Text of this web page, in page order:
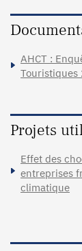
AHCT :
Touristiques
Projets
Effet des
entreprises
climatique